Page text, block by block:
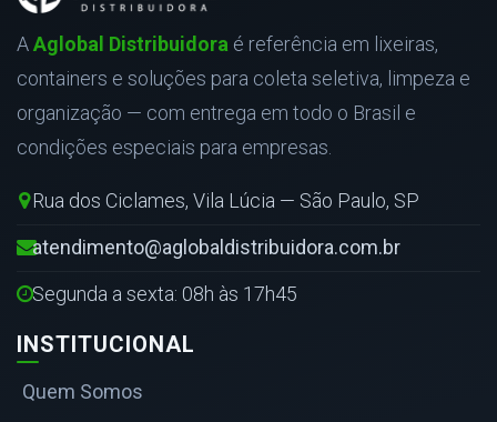
AAglobal Distribuidora é referência em lixeiras,
containers e soluções para coleta seletiva, limpeza e
organização — com entrega em todo o Brasil e
condições especiais para empresas.
Rua dos Ciclames, Vila Lúcia — São Paulo, SP
atendimento@aglobaldistribuidora.com.br
Segunda a sexta: 08h às 17h45
INSTITUCIONAL
Quem Somos